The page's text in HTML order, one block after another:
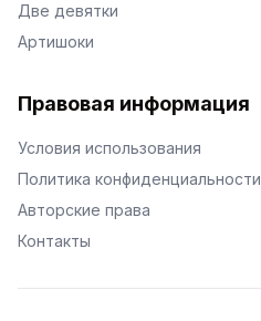
Две девятки
Артишоки
Правовая информация
Условия использования
Политика конфиденциальности
Авторские права
Контакты